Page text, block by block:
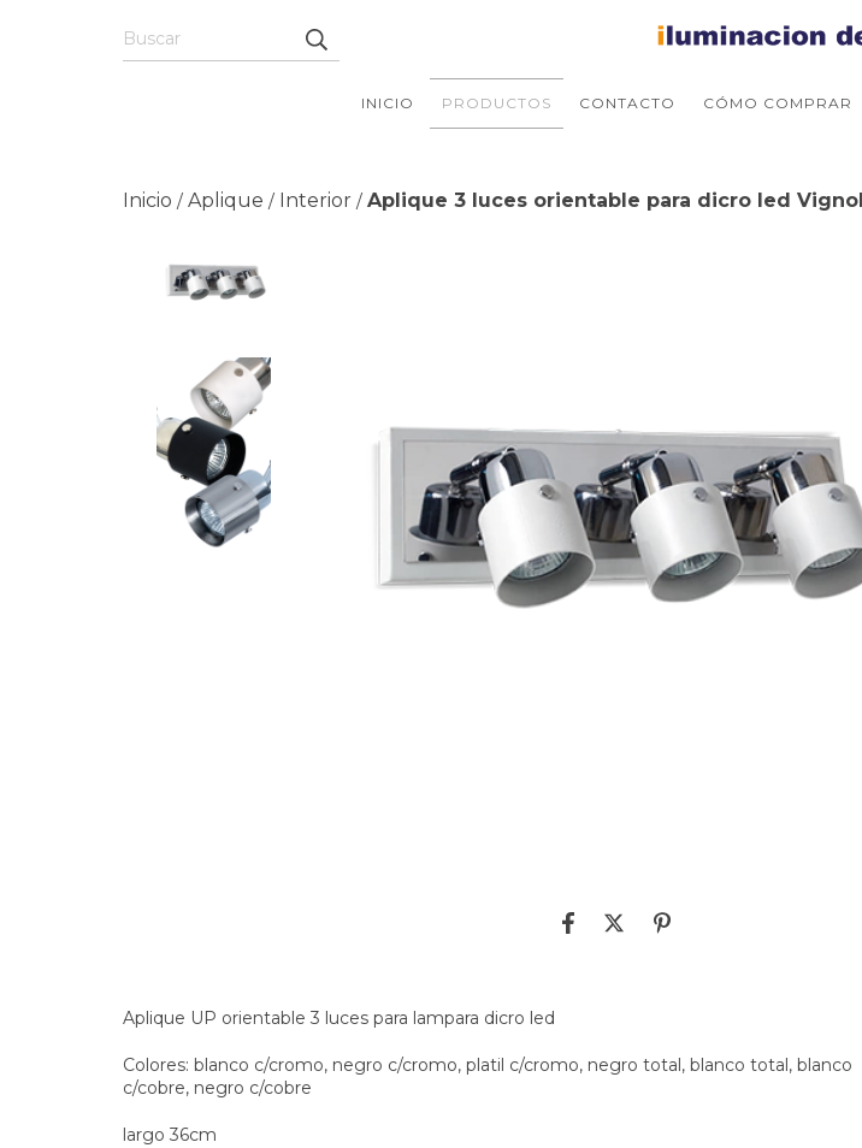
INICIO PRODUCTOS CONTACTO CÓMO COMPRAR
Inicio / Aplique / Interior / Aplique 3 luces orientable para dicro led
Aplique UP orientable 3 luces para lampara dicro led
Colores: blanco c/cromo, negro c/cromo, platil c/cromo, negro total, blanco total, blanco
c/cobre, negro c/cobre
largo 36cm